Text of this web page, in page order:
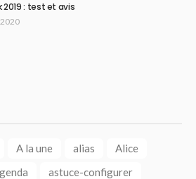
2019 : test et avis
A la une alias
Alice
astuce-configurer